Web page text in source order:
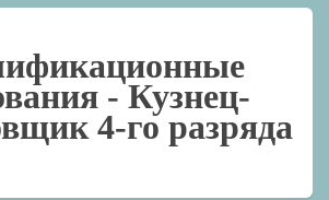
-Кузнец-
4-го разряда